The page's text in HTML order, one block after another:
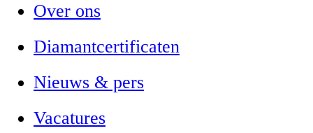
Over ons
Diamantcertificaten
Nieuws & pers
Vacatures